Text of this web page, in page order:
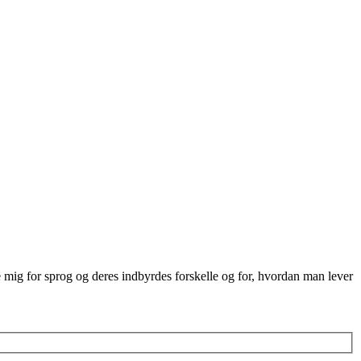
for sprog og deres indbyrdes forskelle og for, hvordan man lever